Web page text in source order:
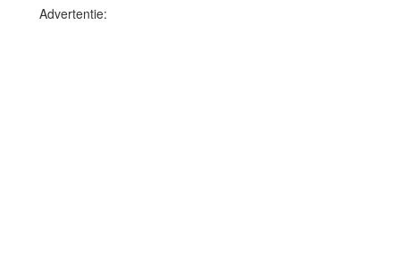
Advertentie: